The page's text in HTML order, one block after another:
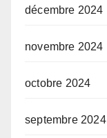
décembre 2024
novembre 2024
octobre 2024
septembre 2024